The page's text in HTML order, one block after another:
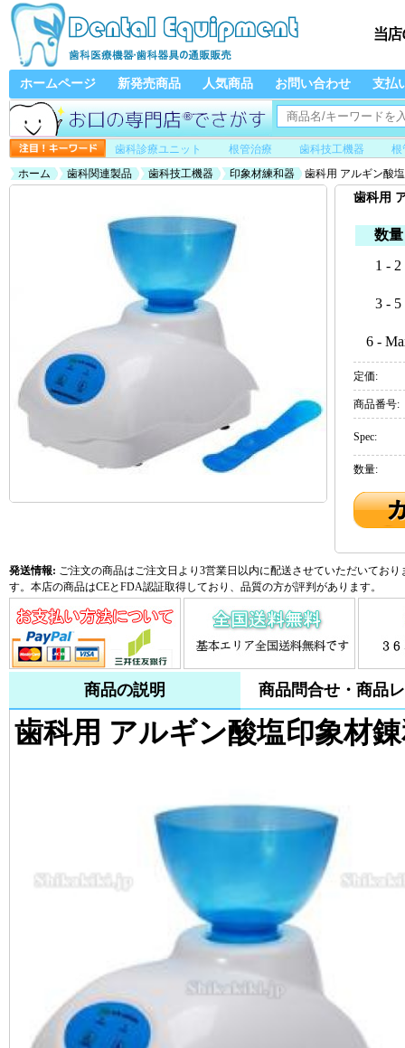
ホームページ 新発売商品 人気商品 お問い合わせ 支払
歯科診療ユニット 根管治療 歯科技工機器
根
ホーム
歯科関連製品 歯科技工機器 印象材練和器 歯科用 アルギン酸
歯科用
数量
1 - 2
3 - 5
6 -
定価:
商品番号:
Spec:
数量:
発送情報: ご注文の商品はご注文日より3営業日以内に配送させていただいてお
す。本店の商品はCEとFDA認証取得しており、品質の方が評判があります。
商品の説明 商品問合せ・商品
歯科用 アルギン酸塩印象材